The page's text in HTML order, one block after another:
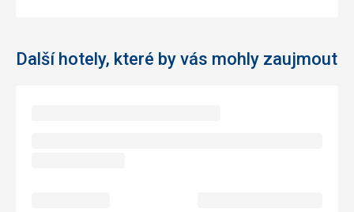
Další hotely, které by vás mohly zaujmout